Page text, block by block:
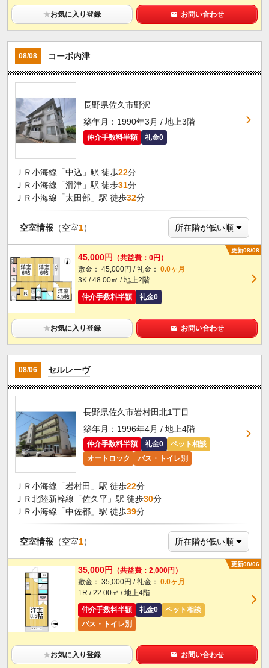
★お気に入り登録 お問い合わせ
08/08 コーポ内津
長野県佐久市野沢
築年月：1990年3月 / 地上3階
仲介手数料半額 礼金0
ＪＲ小海線「中込」駅 徒歩22分
ＪＲ小海線「滑津」駅 徒歩31分
ＪＲ小海線「太田部」駅 徒歩32分
空室情報 （空室1）
更新08/08
45,000円
（共益費：0円）
敷金： 45,000円 / 礼金： 0.0ヶ月
3K / 48.00㎡ / 地上2階
仲介手数料半額
礼金0
★お気に入り登録 お問い合わせ
08/06 セルレーヴ
長野県佐久市岩村田北1丁目
築年月：1996年4月 / 地上4階
仲介手数料半額 礼金0
ペット相談
オートロック
バス・トイレ別
ＪＲ小海線「岩村田」駅 徒歩22分
ＪＲ北陸新幹線「佐久平」駅 徒歩30分
ＪＲ小海線「中佐都」駅 徒歩39分
空室情報 （空室1）
更新08/06
35,000円
（共益費：2,000円）
敷金： 35,000円 / 礼金： 0.0ヶ月
1R / 22.00㎡ / 地上4階
仲介手数料半額
礼金0
ペット相談
バス・トイレ別
★お気に入り登録 お問い合わせ